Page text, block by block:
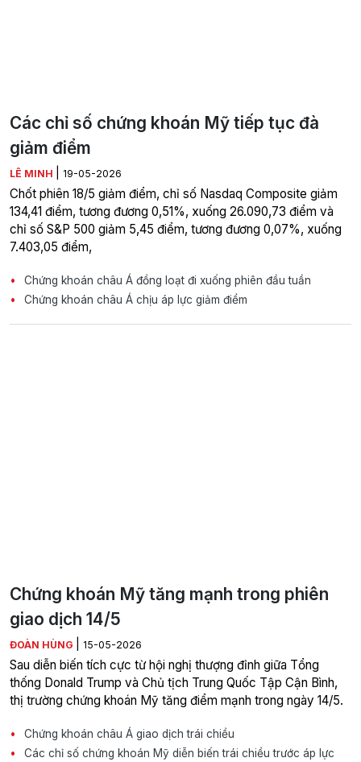
Các chỉ số chứng khoán Mỹ tiếp tục đà
giảm điểm
LÊ MINH 19-05-2026
Chốt phiên 18/5 giảm điểm, chỉ số Nasdaq Composite giảm
134,41 điểm, tương đương 0,51%, xuống 26.090,73 điểm và
chỉ số S&P 500 giảm 5,45 điểm, tương đương 0,07%, xuống
7.403,05 điểm,
Chứng khoán châu Á đồng loạt đi xuống phiên đầu tuần
Chứng khoán châu Á chịu áp lực giảm điểm
Chứng khoán Mỹ tăng mạnh trong phiên
giao dịch 14/5
ĐOÀN HÙNG 15-05-2026
Sau diễn biến tích cực từ hội nghị thượng đỉnh giữa Tổng
thống Donald Trump và Chủ tịch Trung Quốc Tập Cận Bình,
thị trường chứng khoán Mỹ tăng điểm mạnh trong ngày 14/5.
Chứng khoán châu Á giao dịch trái chiều
Các chỉ số chứng khoán Mỹ diễn biến trái chiều trước áp lực